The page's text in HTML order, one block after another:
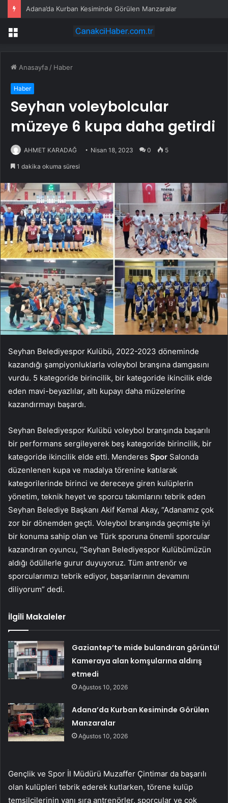
Adana’da Kurban Kesiminde Görülen Manzaralar
Menü
Anasayfa / Haber
Haber
Seyhan voleybolcular
müzeye 6 kupa daha getirdi
AHMET KARADAĞ Nisan 18, 2023 0 5
1 dakika okuma süresi
Seyhan Belediyespor Kulübü, 2022-2023 döneminde
kazandığı şampiyonluklarla voleybol branşına damgasını
vurdu. 5 kategoride birincilik, bir kategoride ikincilik elde
eden mavi-beyazlılar, altı kupayı daha müzelerine
kazandırmayı başardı.
Seyhan Belediyespor Kulübü voleybol branşında başarılı
bir performans sergileyerek beş kategoride birincilik, bir
kategoride ikincilik elde etti. Menderes Spor Salonda
düzenlenen kupa ve madalya törenine katılarak
kategorilerinde birinci ve dereceye giren kulüplerin
yönetim, teknik heyet ve sporcu takımlarını tebrik eden
Seyhan Belediye Başkanı Akif Kemal Akay, “Adanamız çok
zor bir dönemden geçti. Voleybol branşında geçmişte iyi
bir konuma sahip olan ve Türk sporuna önemli sporcular
kazandıran oyuncu, “Seyhan Belediyespor Kulübümüzün
aldığı ödüllerle gurur duyuyoruz. Tüm antrenör ve
sporcularımızı tebrik ediyor, başarılarının devamını
diliyorum” dedi.
İlgili Makaleler
Gaziantep’te mide bulandıran görüntü!
Kameraya alan komşularına aldırış
etmedi
Ağustos 10, 2026
Adana’da Kurban Kesiminde Görülen
Manzaralar
Ağustos 10, 2026
Gençlik ve Spor İl Müdürü Muzaffer Çintimar da başarılı
olan kulüpleri tebrik ederek kutlarken, törene kulüp
temsilcilerinin yanı sıra antrenörler, sporcular ve çok